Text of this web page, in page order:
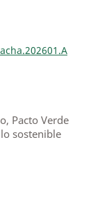
Pacto Verde
sostenible